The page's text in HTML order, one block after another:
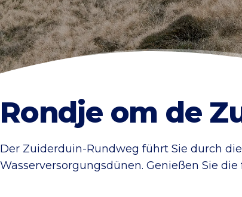
Rondje om de
Der Zuiderduin-Rundweg führt Sie durch
Wasserversorgungsdünen. Genießen Sie